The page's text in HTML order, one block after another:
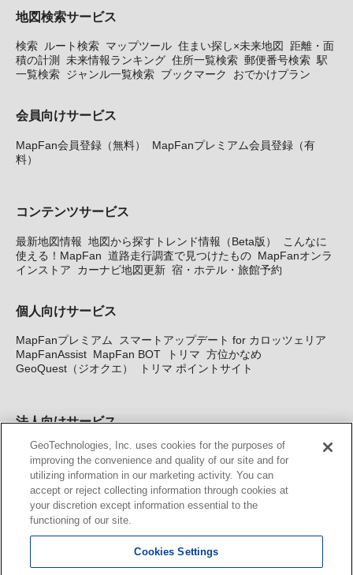
地図検索サービス
検索 ルート検索 マップツール 住まい探し×未来地図
距離・面
積の計測
未来情報ランキング 住所一覧検索 郵便番号検索 駅
一覧検索 ジャンル一覧検索 ブックマーク おでかけプラン
会員向けサービス
MapFan会員登録（無料）
MapFanプレミアム会員登録（有
料）
コンテンツサービス
最新地図情報 地図から探すトレンド情報（Beta版）
こんなに
使える！MapFan 道路走行調査で見つけたもの MapFanオンラ
インストア
カーナビ地図更新 宿・ホテル・旅館予約
個人向けサービス
MapFanプレミアム
スマートアップデート for カロッツェリア
MapFanAssist MapFan BOT トリマ 方位かなめ
GeoQuest（ジオクエ）
トリマ ポイントサイト
法人向けサービス
法人向け地図・位置情報サービス WEBサイト・システム向け地
図API Windows PC向け地図開発キット MapFan DB 住所確認
サービス
MAP WORLD+ トリマ広告 Geo-Research
カーナビ地図更新サービス
MapFan スマートメンバーズ
GeoTechnologies, Inc. uses cookies for the purposes of
improving the convenience and quality of our site and for
utilizing information in our marketing activity. You can
accept or reject collecting information through cookies at
your discretion except information essential to the
functioning of our site.
Cookies Settings